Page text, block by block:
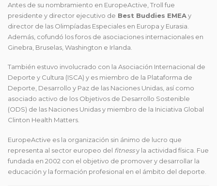
Antes de su nombramiento en EuropeActive, Troll fue
presidente y director ejecutivo de Best Buddies EMEAy
director de las Olimpíadas Especiales en Europa y Eurasia.
Además, cofundó los foros de asociaciones internacionales en
Ginebra, Bruselas, Washington e Irlanda.
También estuvo involucrado con la Asociación Internacional de
Deporte y Cultura (ISCA) y es miembro de la Plataforma de
Deporte, Desarrollo y Paz de las Naciones Unidas, así como
asociado activo de los Objetivos de Desarrollo Sostenible
(ODS) de las Naciones Unidas y miembro de la Iniciativa Global
Clinton Health Matters.
EuropeActive es la organización sin ánimo de lucro que
representa al sector europeo del fitnessy la actividad física. Fue
fundada en 2002 con el objetivo de promover y desarrollar la
educación y la formación profesional en el ámbito del deporte.